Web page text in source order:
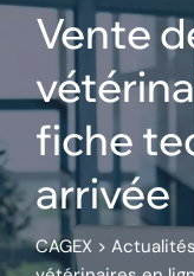
Vente
fiche
arrivée
CAGEX > Actualités